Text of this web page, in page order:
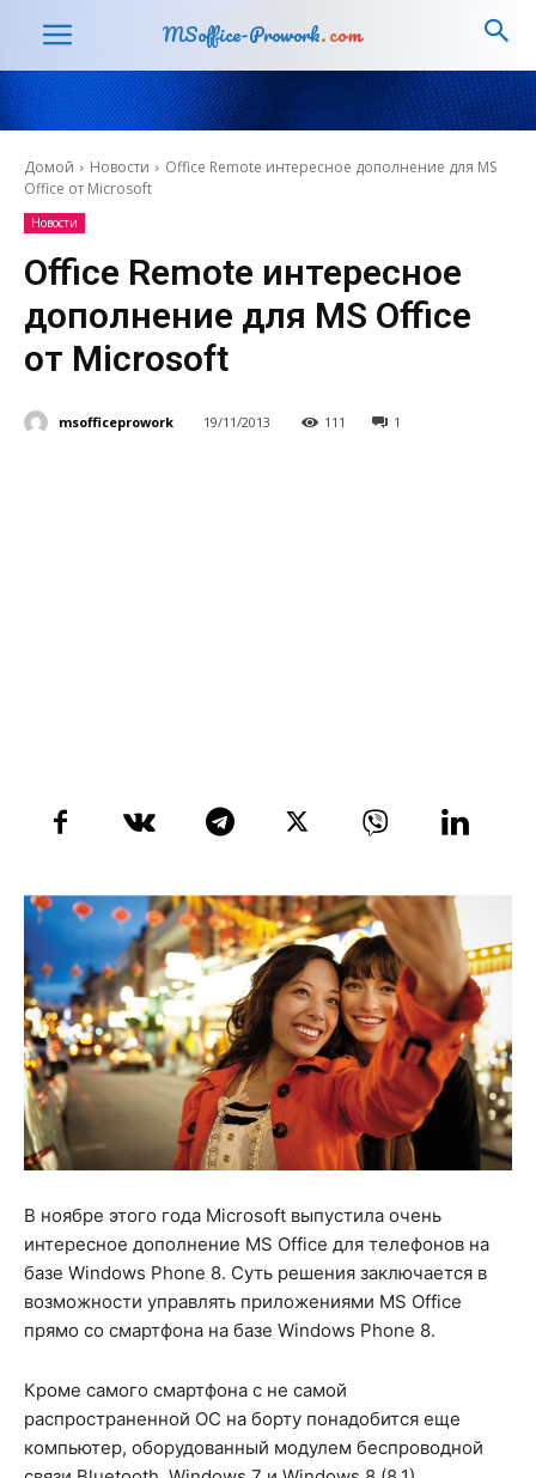
MSoffice-Prowork.com
Домой Новости
Office Remote интересное дополнение для MS
Office от Microsoft
Новости
Office Remote интересное
дополнение для MS Office
от Microsoft
msofficeprowork 19/11/2013 111 1
В ноябре этого года Microsoft выпустила очень
интересное дополнение MS Office для телефонов на
базе Windows Phone 8. Суть решения заключается в
возможности управлять приложениями MS Office
прямо со смартфона на базе Windows Phone 8.
Кроме самого смартфона с не самой
распространенной ОС на борту понадобится еще
компьютер, оборудованный модулем беспроводной